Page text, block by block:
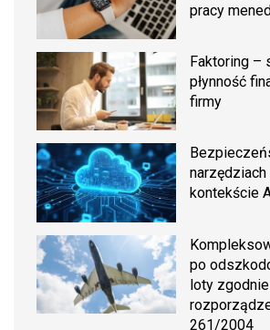
pracy
Faktoring –
płynność
firmy
kontekście
po
loty
261/2004